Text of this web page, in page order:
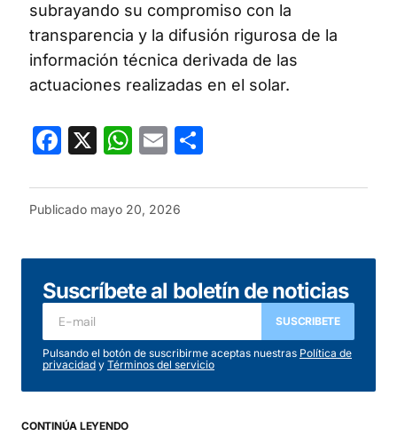
subrayando su compromiso con la
transparencia y la difusión rigurosa de la
información técnica derivada de las
actuaciones realizadas en el solar.
Facebook
X WhatsApp
Email
Publicado mayo 20, 2026
Suscríbete al boletín de noticias
SUSCRIBETE
Pulsando el botón de suscribirme aceptas nuestras Política de
privacidad y Términos del servicio
CONTINÚA LEYENDO